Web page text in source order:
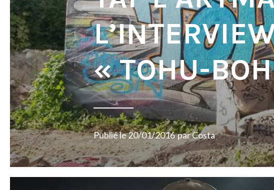
« TOHU-
Publié le20/01/2016 parCosta